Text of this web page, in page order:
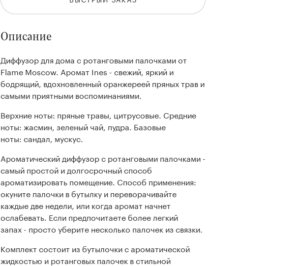
Описание
Диффузор для дома с ротанговыми палочками от
Flame Moscow. Аромат Ines - свежий, яркий и
бодрящий, вдохновленный оранжереей пряных трав и
самыми приятными воспоминаниями.
Верхние ноты: пряные травы, цитрусовые. Средние
ноты: жасмин, зеленый чай, пудра. Базовые
ноты: сандал, мускус.
Ароматический диффузор с ротанговыми палочками -
самый простой и долгосрочный способ
ароматизировать помещение. Способ применения:
окуните палочки в бутылку и переворачивайте
каждые две недели, или когда аромат начнет
ослабевать. Если предпочитаете более легкий
запах - просто уберите несколько палочек из связки.
Комплект состоит из бутылочки с ароматической
жидкостью и ротанговых палочек в стильной